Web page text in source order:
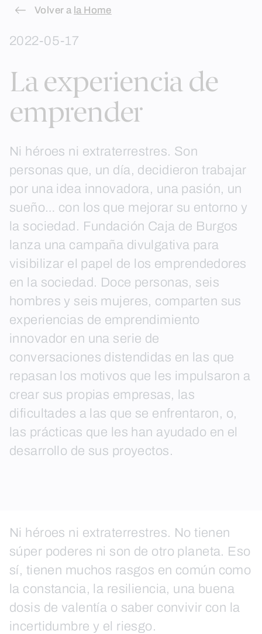
Skip
content
Volver a la Home
2022-05-17
La experiencia de
emprender
Ni héroes ni extraterrestres. Son
personas que, un día, decidieron trabajar
por una idea innovadora, una pasión, un
sueño… con los que mejorar su entorno y
la sociedad. Fundación Caja de Burgos
lanza una campaña divulgativa para
visibilizar el papel de los emprendedores
en la sociedad. Doce personas, seis
hombres y seis mujeres, comparten sus
experiencias de emprendimiento
innovador en una serie de
conversaciones distendidas en las que
repasan los motivos que les impulsaron a
crear sus propias empresas, las
dificultades a las que se enfrentaron, o,
las prácticas que les han ayudado en el
desarrollo de sus proyectos.
Ni héroes ni extraterrestres. No tienen
súper poderes ni son de otro planeta. Eso
sí, tienen muchos rasgos en común como
la constancia, la resiliencia, una buena
dosis de valentía o saber convivir con la
incertidumbre y el riesgo.